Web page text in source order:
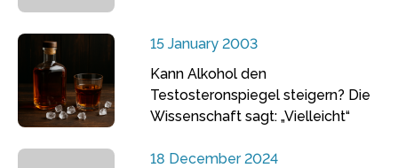
15 January 2003
Kann Alkohol den
Testosteronspiegel steigern? Die
Wissenschaft sagt: „Vielleicht“
18 December 2024